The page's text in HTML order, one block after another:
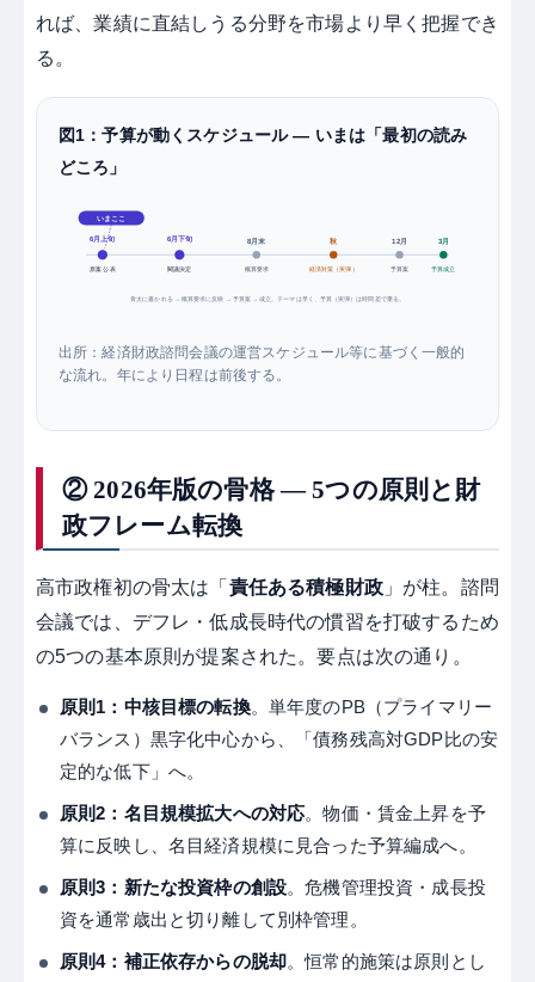
れば、業績に直結しうる分野を市場より早く把握でき
る。
図1：予算が動くスケジュール ― いまは「最初の読み
どころ」
6月上旬
原案 公表
6月下旬
閣議決定
8月末
概算要求
秋
経済対策（実弾）
12月
予算案
3月
予算成立
いまここ
骨太に書かれる → 概算要求に反映 → 予算案 → 成立。テーマは早く、予算（実弾）は時間差で乗る。
出所：経済財政諮問会議の運営スケジュール等に基づく一般的
な流れ。年により日程は前後する。
② 2026年版の骨格 ― 5つの原則と財
政フレーム転換
高市政権初の骨太は「 責任ある積極財政」が柱。諮問
会議では、デフレ・低成長時代の慣習を打破するため
の5つの基本原則が提案された。要点は次の通り。
原則1：中核目標の転換。単年度のPB（プライマリー
バランス）黒字化中心から、「債務残高対GDP比の安
定的な低下」へ。
原則2：名目規模拡大への対応。物価・賃金上昇を予
算に反映し、名目経済規模に見合った予算編成へ。
原則3：新たな投資枠の創設。危機管理投資・成長投
資を通常歳出と切り離して別枠管理。
原則4：補正依存からの脱却。恒常的施策は原則とし